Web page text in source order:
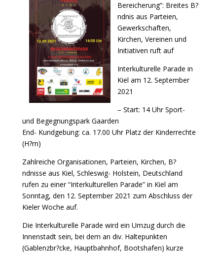
Bereicherung”: Breites B?
ndnis aus Parteien,
Gewerkschaften,
Kirchen, Vereinen und
Initiativen ruft auf
Interkulturelle Parade in
Kiel am 12. September
2021
– Start: 14 Uhr Sport-
und Begegnungspark Gaarden
End- Kundgebung: ca. 17.00 Uhr Platz der Kinderrechte
(H?rn)
Zahlreiche Organisationen, Parteien, Kirchen, B?
ndnisse aus Kiel, Schleswig- Holstein, Deutschland
rufen zu einer “Interkulturellen Parade” in Kiel am
Sonntag, den 12. September 2021 zum Abschluss der
Kieler Woche auf.
Die Interkulturelle Parade wird ein Umzug durch die
Innenstadt sein, bei dem an div. Haltepunkten
(Gablenzbr?cke, Hauptbahnhof, Bootshafen) kurze